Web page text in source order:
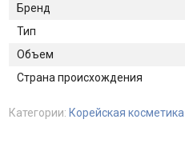
Бренд
Тип
Объем
Страна происхождения
Категории: Корейская косметика